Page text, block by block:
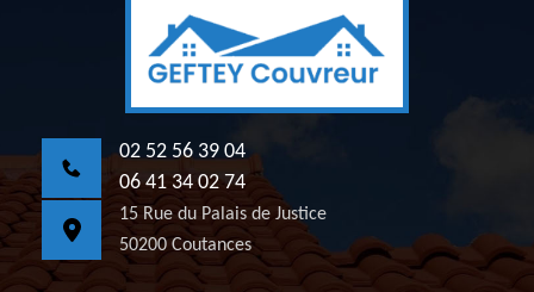
02 52 56 39 04
06 41 34 02 74
15 Rue du Palais de Justice
50200 Coutances